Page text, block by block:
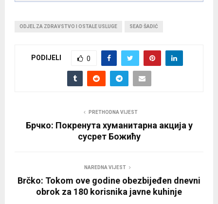
ODJEL ZA ZDRAVSTVO I OSTALE USLUGE SEAD ŠADIĆ
PODIJELI 0
PRETHODNA VIJEST
Брчко: Покренута хуманитарна акција у
сусрет Божићу
NAREDNA VIJEST
Brčko: Tokom ove godine obezbijeđen dnevni
obrok za 180 korisnika javne kuhinje